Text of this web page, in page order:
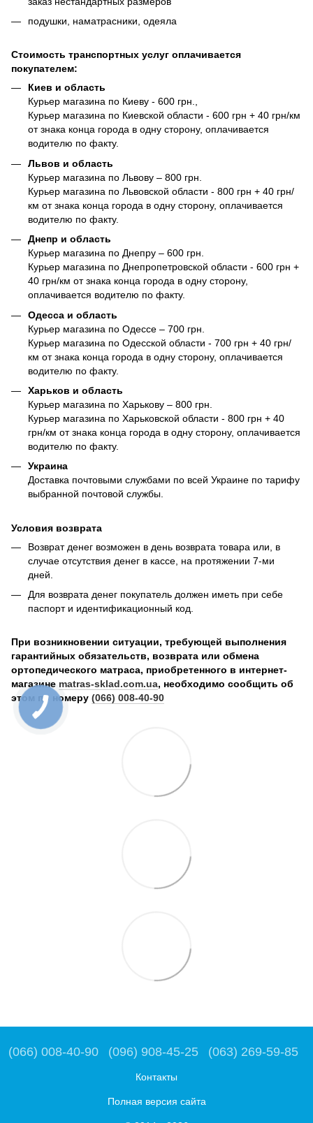
подушки, наматрасники, одеяла
Стоимость транспортных услуг оплачивается
покупателем:
Киев и область
Курьер магазина по Киеву - 600 грн.,
Курьер магазина по Киевской области - 600 грн + 40 грн/км
от знака конца города в одну сторону, оплачивается
водителю по факту.
Львов и область
Курьер магазина по Львову – 800 грн.
Курьер магазина по Львовской области - 800 грн + 40 грн/
км от знака конца города в одну сторону, оплачивается
водителю по факту.
Днепр и область
Курьер магазина по Днепру – 600 грн.
Курьер магазина по Днепропетровской области - 600 грн +
40 грн/км от знака конца города в одну сторону,
оплачивается водителю по факту.
Одесса и область
Курьер магазина по Одессе – 700 грн.
Курьер магазина по Одесской области - 700 грн + 40 грн/
км от знака конца города в одну сторону, оплачивается
водителю по факту.
Харьков и область
Курьер магазина по Харькову – 800 грн.
Курьер магазина по Харьковской области - 800 грн + 40
грн/км от знака конца города в одну сторону, оплачивается
водителю по факту.
Украина
Доставка почтовыми службами по всей Украине по тарифу
выбранной почтовой службы.
Условия возврата
Возврат денег возможен в день возврата товара или, в
случае отсутствия денег в кассе, на протяжении 7-ми
дней.
Для возврата денег покупатель должен иметь при себе
паспорт и идентификационный код.
При возникновении ситуации, требующей выполнения
гарантийных обязательств, возврата или обмена
ортопедического матраса, приобретенного в интернет-
магазине matras-sklad.com.ua, необходимо сообщить об
этом по номеру (066) 008-40-90
(066) 008-40-90 (096) 908-45-25 (063) 269-59-85
Контакты
Полная версия сайта